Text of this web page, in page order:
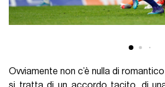
Ovviamente non c’è nulla di